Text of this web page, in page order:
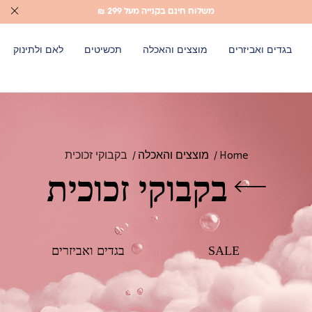
משלוח חינם בקנייה מעל 299 ₪
בגדים ואביזרים מוצצים והאכלה תכשיטים לאם ולתינוק
Home מוצצים והאכלה בקבוקי זכוכית
בקבוקי זכוכית
SALE בגדים ואביזרים